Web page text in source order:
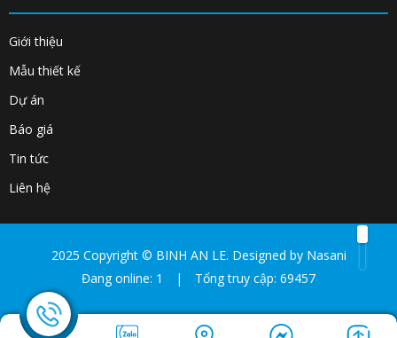
Giới thiệu
Mẫu thiết kế
Dự án
Báo giá
Tin tức
Liên hệ
2025 Copyright © BINH AN LE. Designed by Nasani
Đang online: 1
| Tổng truy cập: 69457